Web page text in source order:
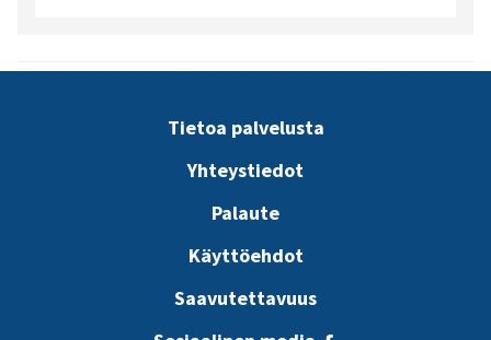
Tietoa palvelusta
Yhteystiedot
Palaute
Käyttöehdot
Saavutettavuus